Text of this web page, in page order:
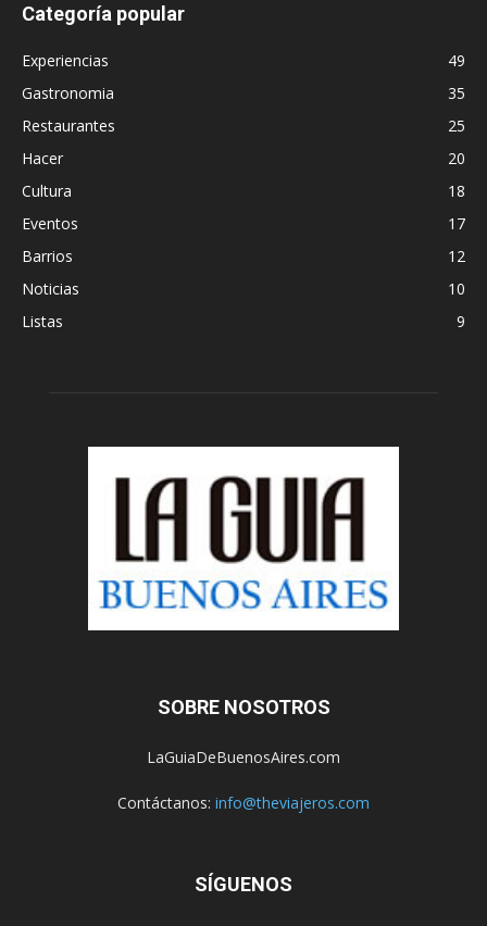
Categoría popular
Experiencias
49
Gastronomia
35
Restaurantes
25
Hacer
20
Cultura
18
Eventos
17
Barrios
12
Noticias
10
Listas
9
SOBRE NOSOTROS
LaGuiaDeBuenosAires.com
Contáctanos: info@theviajeros.com
SÍGUENOS